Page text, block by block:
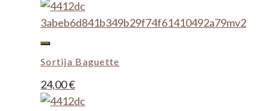
Sortija Baguette
24,00€